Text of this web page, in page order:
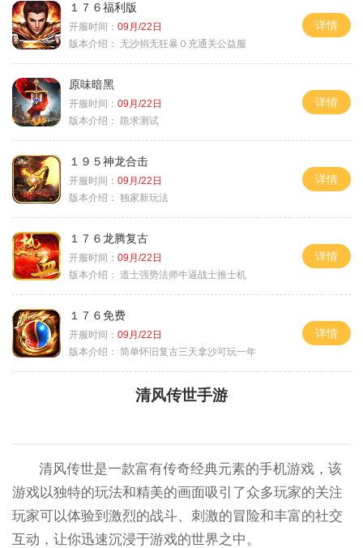
１７６福利版
开服时间： 09月/22日
版本介绍： 无沙捐无狂暴０充通关公益服
详情
原味暗黑
开服时间： 09月/22日
版本介绍： 跪求测试
详情
１９５神龙合击
开服时间： 09月/22日
版本介绍： 独家新玩法
详情
１７６龙腾复古
开服时间： 09月/22日
版本介绍： 道士强势法师牛逼战士推士机
详情
１７６免费
开服时间： 09月/22日
版本介绍： 简单怀旧复古三天拿沙可玩一年
详情
清风传世手游
清风传世是一款富有传奇经典元素的手机游戏，该
游戏以独特的玩法和精美的画面吸引了众多玩家的关注
玩家可以体验到激烈的战斗、刺激的冒险和丰富的社交
互动，让你迅速沉浸于游戏的世界之中。